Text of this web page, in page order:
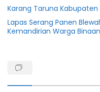
Karang Taruna
Lapas Serang Panen
Kemandirian Warga Binaan
muktabar